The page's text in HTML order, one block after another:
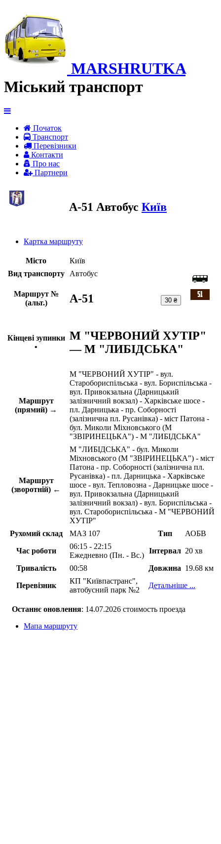
MARSHRUTKA
Міський транспорт
Початок
Транспорт
Перевiзники
Контакти
Про нас
Партнери
A-51 Автобус Київ
Картка маршруту
Місто
Київ
Вид транспорту
Автобус
Маршрут №
(альт.)
A-51 30 ₴
Кінцеві зупинки
•
М "ЧЕРВОНИЙ ХУТІР"
— М "ЛИБІДСЬКА"
Маршрут
(прямий) →
М "ЧЕРВОНИЙ ХУТІР" - вул.
Старобориспільська - вул. Бориспільська -
вул. Привокзальна (Дарницький
залізничний вокзал) - Харківське шосе -
пл. Дарницька - пр. Соборності
(залізнична пл. Русанівка) - міст Патона -
бул. Миколи Міхновського (М
"ЗВІРИНЕЦЬКА") - М "ЛИБІДСЬКА"
Маршрут
(зворотній) ←
М "ЛИБІДСЬКА" - бул. Миколи
Міхновського (М "ЗВІРИНЕЦЬКА") - міст
Патона - пр. Соборності (залізнична пл.
Русанівка) - пл. Дарницька - Харківське
шосе - вул. Тепловозна - Дарницьке шосе -
вул. Привокзальна (Дарницький
залізничний вокзал) - вул. Бориспільська -
вул. Старобориспільська - М "ЧЕРВОНИЙ
ХУТІР"
Рухомий склад
МАЗ 107 Тип АОБВ
Час роботи
06:15 - 22:15
Ежедневно (Пн. - Вс.)
Інтервал 20 хв
Тривалість 00:58 Довжина 19.68 км
Перевізник
КП "Київпастранс",
автобусний парк №2
Детальніше ...
Останнє оновлення: 14.07.2026 стоимость проезда
Мапа маршруту